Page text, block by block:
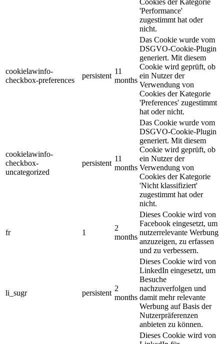
'Performance'
zugestimmt hat oder
nicht.
cookielawinfo-
checkbox-preferences
persistent
11
months
Das Cookie wurde vom
DSGVO-Cookie-Plugin
generiert. Mit diesem
Cookie wird geprüft, ob
ein Nutzer der
Verwendung von
Cookies der Kategorie
'Preferences' zugestimmt
hat oder nicht.
cookielawinfo-
checkbox-
uncategorized
persistent
11
months
Das Cookie wurde vom
DSGVO-Cookie-Plugin
generiert. Mit diesem
Cookie wird geprüft, ob
ein Nutzer der
Verwendung von
Cookies der Kategorie
'Nicht klassifiziert'
zugestimmt hat oder
nicht.
fr 1
2
months
Dieses Cookie wird von
Facebook eingesetzt, um
nutzerrelevante Werbung
anzuzeigen, zu erfassen
und zu verbessern.
li_sugr persistent
2
months
Dieses Cookie wird von
LinkedIn eingesetzt, um
Besuche
nachzuverfolgen und
damit mehr relevante
Werbung auf Basis der
Nutzerpräferenzen
anbieten zu können.
Dieses Cookie wird von